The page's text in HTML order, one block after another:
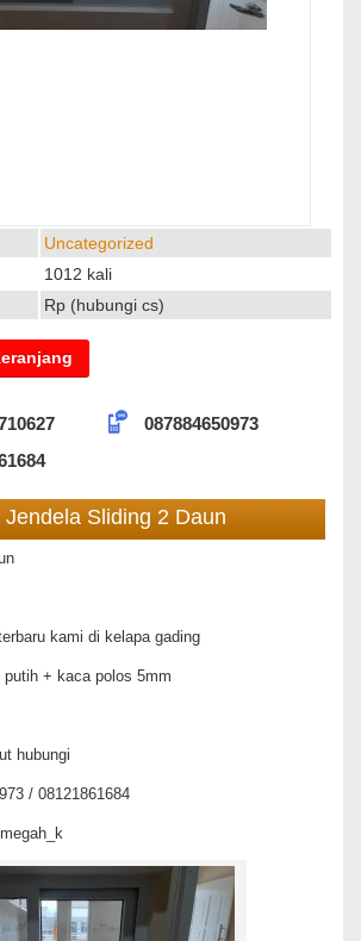
Uncategorized
1012 kali
Rp (hubungi cs)
087884650973
Sliding 2 Daun
kami di kelapa gading
+ kaca polos 5mm
hubungi
/ 08121861684